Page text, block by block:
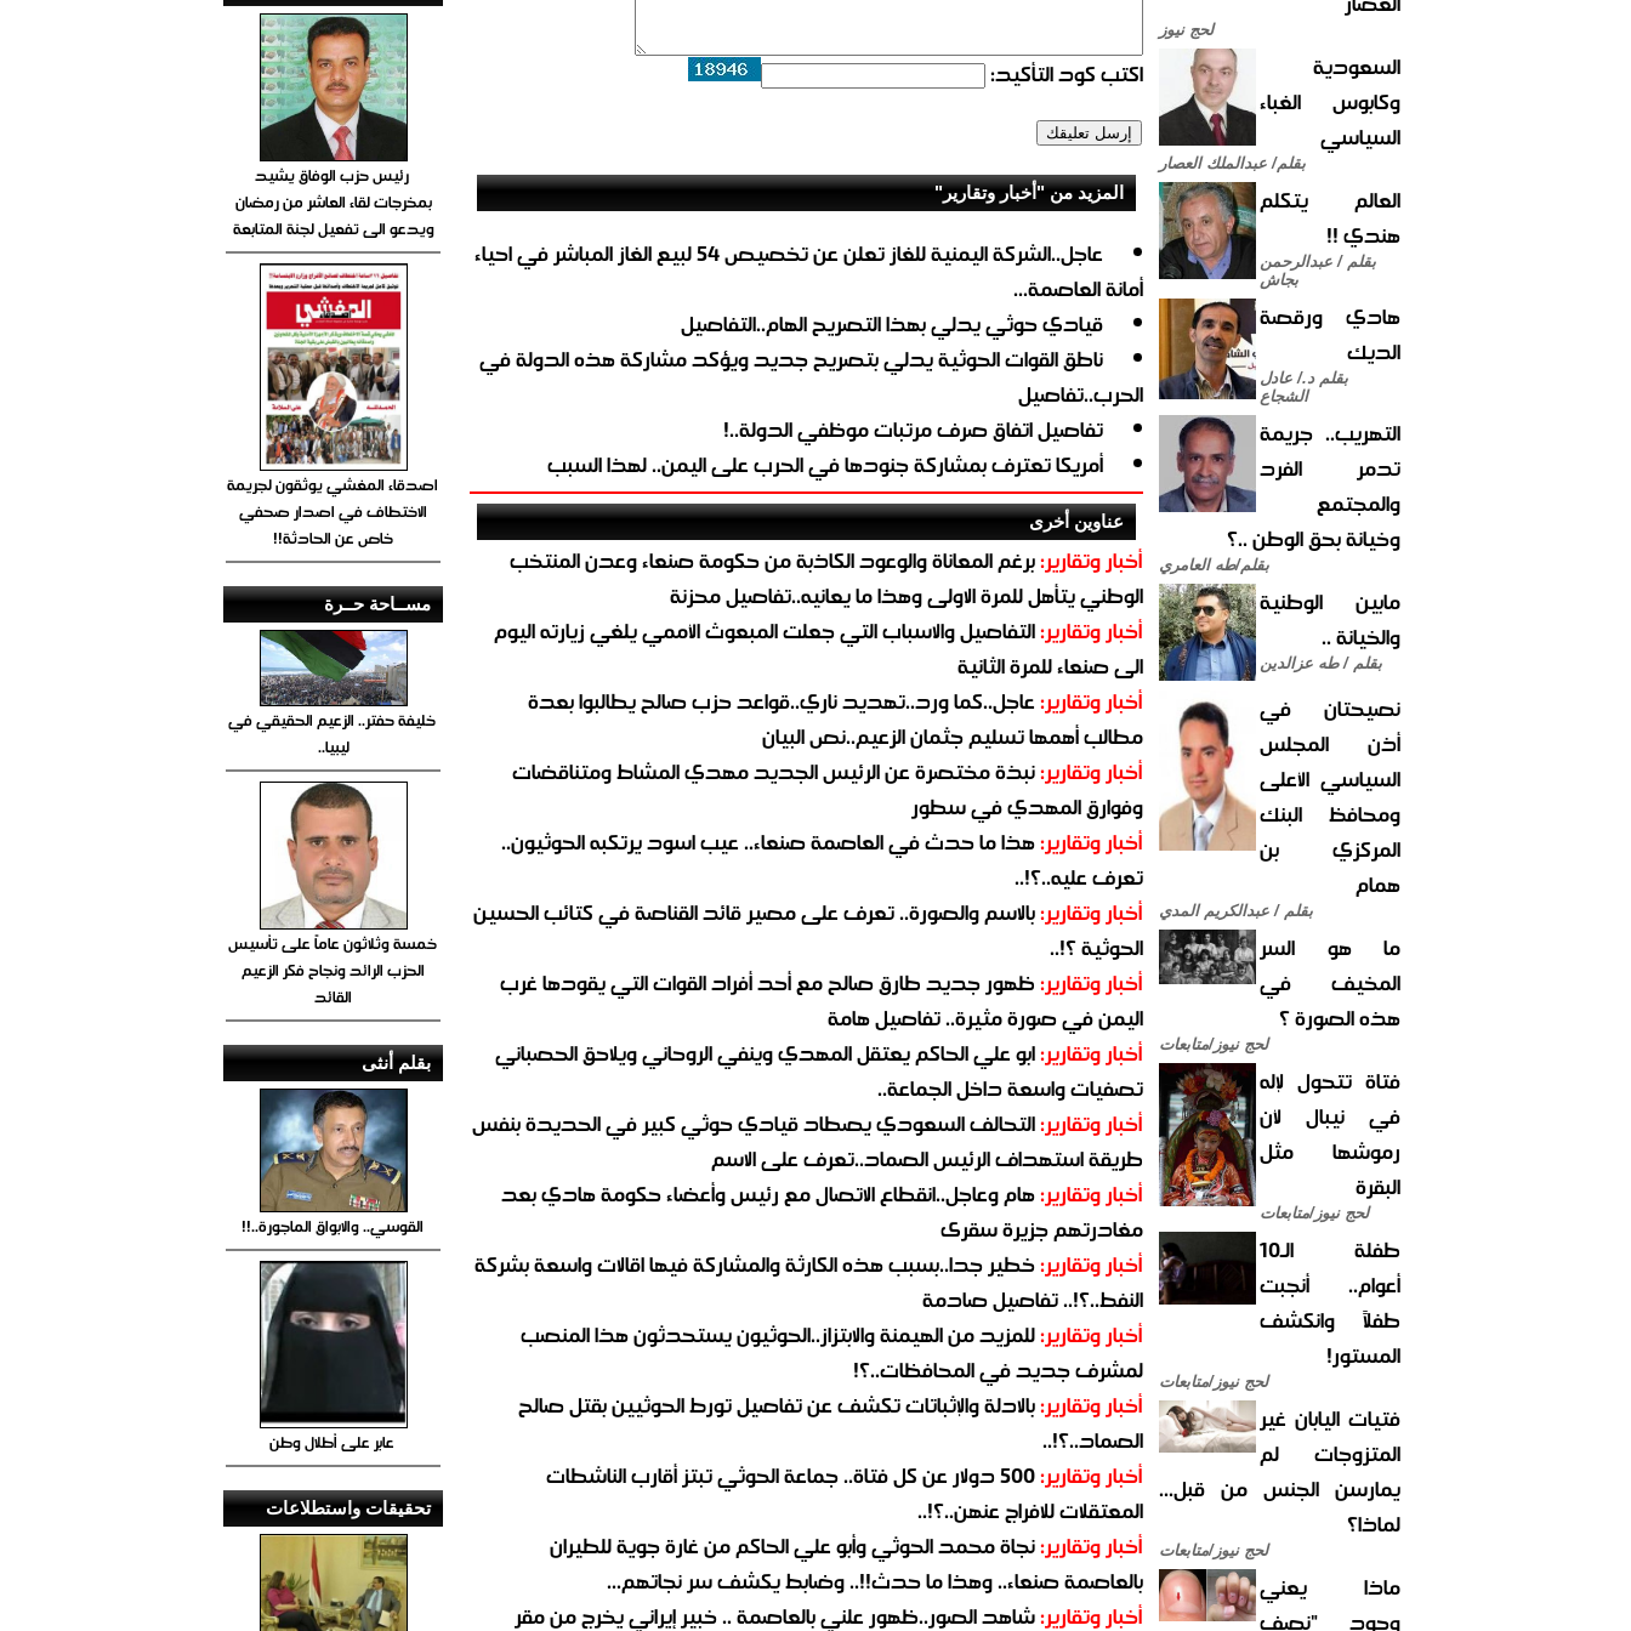
لحج نيوز
السعودية
وكابوس الغباء
السياسي
بقلم/ عبدالملك العصار
العالم يتكلم
هندي !!
بقلم / عبدالرحمن
بجاش
هادي ورقصة
الديك
بقلم د./ عادل
الشجاع
التهريب.. جريمة
تدمر الفرد
والمجتمع
وخيانة بحق الوطن ..؟
بقلم/طه العامري
مابين الوطنية
والخيانة ..
بقلم / طه عزالدين
نصيحتان في
أذن المجلس
السياسي الأعلى
ومحافظ البنك
المركزي بن
همام
بقلم / عبدالكريم المدي
ما هو السر
المخيف في
هذه الصورة ؟
لحج نيوز/متابعات
فتاة تتحول لإله
في نيبال لأن
رموشها مثل
البقرة
لحج نيوز/متابعات
طفلة الـ10
أعوام.. أنجبت
طفلاً وانكشف
المستور!
لحج نيوز/متابعات
فتيات اليابان غير
المتزوجات لم
يمارسن الجنس من قبل...
لماذا؟
لحج نيوز/متابعات
ماذا يعني
وجود "نصف
اكتب كود التأكيد:
المزيد من "أخبار وتقارير"
عاجل..الشركة اليمنية للغاز تعلن عن تخصيص 54 لبيع الغاز المباشر في احياء
أمانة العاصمة...
قيادي حوثي يدلي بهذا التصريح الهام..التفاصيل
ناطق القوات الحوثية يدلي بتصريح جديد ويؤكد مشاركة هذه الدولة في
الحرب..تفاصيل
تفاصيل اتفاق صرف مرتبات موظفي الدولة..!
أمريكا تعترف بمشاركة جنودها في الحرب على اليمن.. لهذا السبب
عناوين أخرى
أخبار وتقارير:برغم المعاناة والوعود الكاذبة من حكومة صنعاء وعدن المنتخب
الوطني يتأهل للمرة الاولى وهذا ما يعانيه..تفاصيل محزنة
أخبار وتقارير:التفاصيل والاسباب التي جعلت المبعوث الأممي يلغي زيارته اليوم
الى صنعاء للمرة الثانية
أخبار وتقارير:عاجل..كما ورد..تهديد ناري..قواعد حزب صالح يطالبوا بعدة
مطالب أهمها تسليم جثمان الزعيم..نص البيان
أخبار وتقارير:نبذة مختصرة عن الرئيس الجديد مهدي المشاط ومتناقضات
وفوارق المهدي في سطور
أخبار وتقارير:هذا ما حدث في العاصمة صنعاء.. عيب اسود يرتكبه الحوثيون..
تعرف عليه..؟!..
أخبار وتقارير:بالاسم والصورة.. تعرف على مصير قائد القناصة في كتائب الحسين
الحوثية ؟!..
أخبار وتقارير:ظهور جديد طارق صالح مع أحد أفراد القوات التي يقودها غرب
اليمن في صورة مثيرة.. تفاصيل هامة
أخبار وتقارير:ابو علي الحاكم يعتقل المهدي وينفي الروحاني ويلاحق الحصباني
تصفيات واسعة داخل الجماعة..
أخبار وتقارير:التحالف السعودي يصطاد قيادي حوثي كبير في الحديدة بنفس
طريقة استهداف الرئيس الصماد..تعرف على الاسم
أخبار وتقارير:هام وعاجل..انقطاع الاتصال مع رئيس وأعضاء حكومة هادي بعد
مغادرتهم جزيرة سقرى
أخبار وتقارير:خطير جدا..بسبب هذه الكارثة والمشاركة فيها اقالات واسعة بشركة
النفط..؟!.. تفاصيل صادمة
أخبار وتقارير:للمزيد من الهيمنة والابتزاز..الحوثيون يستحدثون هذا المنصب
لمشرف جديد في المحافظات..؟!
أخبار وتقارير:بالادلة والإثباتات تكشف عن تفاصيل تورط الحوثيين بقتل صالح
الصماد..؟!..
أخبار وتقارير:
500 دولار عن كل فتاة.. جماعة الحوثي تبتز أقارب الناشطات
المعتقلات للافراج عنهن..؟!..
أخبار وتقارير:نجاة محمد الحوثي وأبو علي الحاكم من غارة جوية للطيران
بالعاصمة صنعاء.. وهذا ما حدث!!.. وضابط يكشف سر نجاتهم...
أخبار وتقارير:شاهد الصور..ظهور علني بالعاصمة .. خبير إيراني يخرج من مقر
رئيس حزب الوفاق يشيد
بمخرجات لقاء العاشر من رمضان
ويدعو الى تفعيل لجنة المتابعة
اصدقاء المغشي يوثقون لجريمة
الاختطاف في اصدار صحفي
خاص عن الحادثة!!
مســاحة حــرة
خليفة حفتر.. الزعيم الحقيقي في
ليبيا..
خمسة وثلاثون عاماً على تأسيس
الحزب الرائد ونجاح فكر الزعيم
القائد
بقلم أنثى
القوسي.. والابواق الماجورة..!!
عابر على أطلال وطن
تحقيقات واستطلاعات